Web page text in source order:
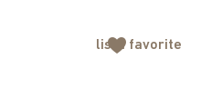
lista favorite